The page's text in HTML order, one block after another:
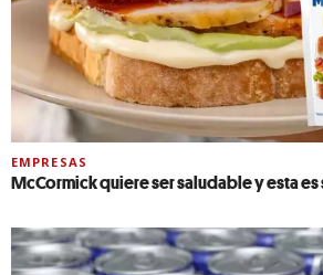
EMPRESAS
McCormick quiere ser saludable y esta